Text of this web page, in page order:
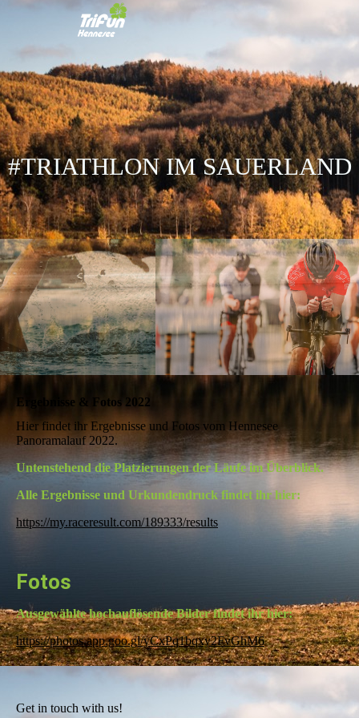
#TRIATHLON IM SAUERLAND
Ergebnisse & Fotos 2022
Hier findet ihr Ergebnisse und Fotos vom Hennesee
Panoramalauf 2022.
Untenstehend die Platzierungen der Läufe im Überblick.
Alle Ergebnisse und Urkundendruck findet ihr hier:
https://my.raceresult.com/189333/results
Fotos
Ausgewählte hochauflösende Bilder findet ihr hier:
https://photos.app.goo.gl/yCxPq1bqxy2FvGhM6
Get in touch with us!